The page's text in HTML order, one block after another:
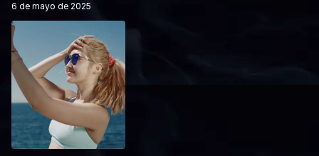
6 de mayo de 2025